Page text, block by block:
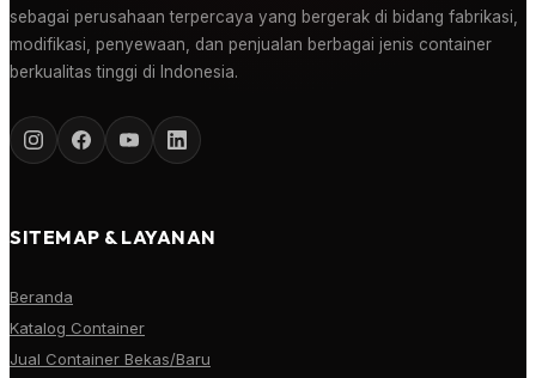
sebagai perusahaan terpercaya yang bergerak di bidang fabrikasi,
modifikasi, penyewaan, dan penjualan berbagai jenis container
berkualitas tinggi di Indonesia.
SITEMAP & LAYANAN
Beranda
Katalog Container
Jual Container Bekas/Baru